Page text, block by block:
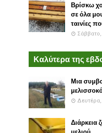
Βρίσκω
σε όλα
ταινίες
Καλύτερα της
Μια
Δευτέρα,
Διάρκεια